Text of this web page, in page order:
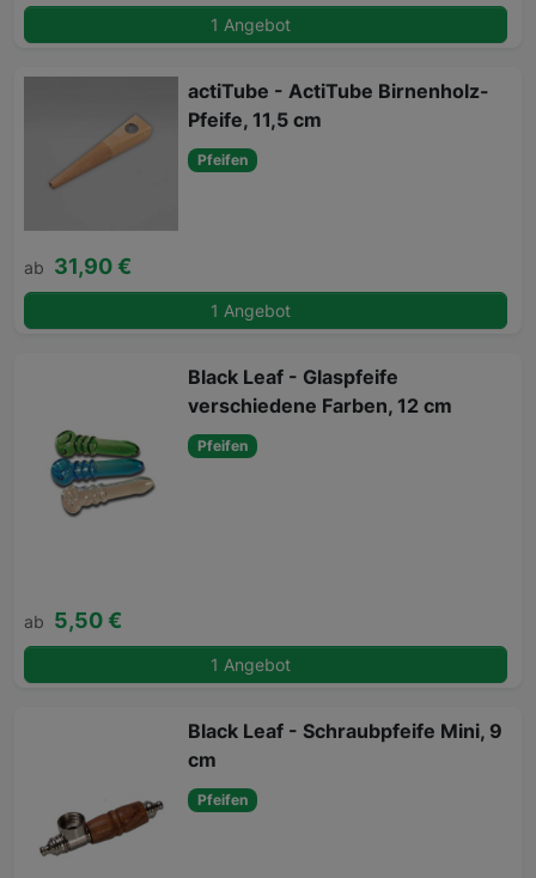
1 Angebot
actiTube - ActiTube Birnenholz-
Pfeife, 11,5 cm
Pfeifen
ab 31,90 €
1 Angebot
Black Leaf - Glaspfeife
verschiedene Farben, 12 cm
Pfeifen
ab 5,50 €
1 Angebot
Black Leaf - Schraubpfeife Mini, 9
cm
Pfeifen